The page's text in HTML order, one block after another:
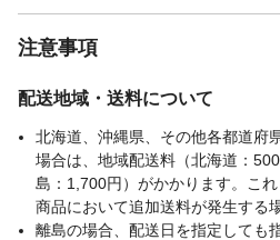
注意事項
配送地域・送料について
北海道、沖縄県、その他各都道府
場合は、地域配送料（北海道：
島：1,700円）がかかります。こ
商品において追加送料が発生する
離島の場合、配送日を指定しても